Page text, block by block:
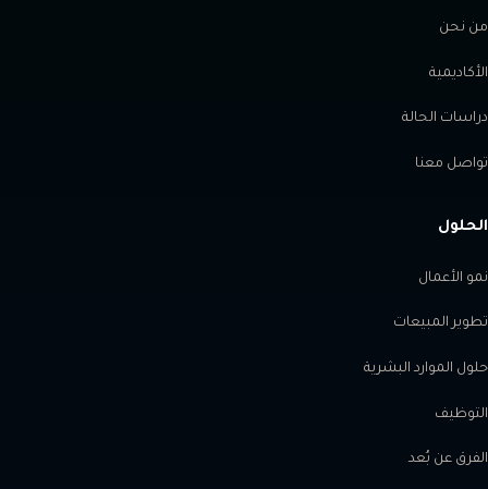
من نحن
الأكاديمية
دراسات الحالة
تواصل معنا
الحلول
نمو الأعمال
تطوير المبيعات
حلول الموارد البشرية
التوظيف
الفرق عن بُعد